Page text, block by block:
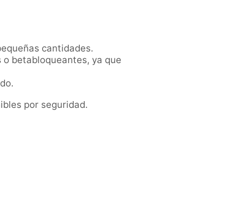
cantidades.
betabloqueantes, ya que
por seguridad.